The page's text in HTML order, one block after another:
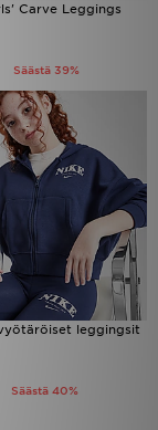
Carve Leggings
Säästä 39%
leggingsit
Säästä 40%